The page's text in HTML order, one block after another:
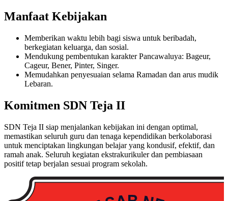
Manfaat Kebijakan
Memberikan waktu lebih bagi siswa untuk beribadah,
berkegiatan keluarga, dan sosial.
Mendukung pembentukan karakter Pancawaluya: Bageur,
Cageur, Bener, Pinter, Singer.
Memudahkan penyesuaian selama Ramadan dan arus mudik
Lebaran.
Komitmen SDN Teja II
SDN Teja II siap menjalankan kebijakan ini dengan optimal,
memastikan seluruh guru dan tenaga kependidikan berkolaborasi
untuk menciptakan lingkungan belajar yang kondusif, efektif, dan
ramah anak. Seluruh kegiatan ekstrakurikuler dan pembiasaan
positif tetap berjalan sesuai program sekolah.